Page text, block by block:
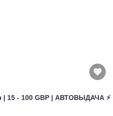
15 - 100 GBP | АВТОВЫДАЧА ⚡️